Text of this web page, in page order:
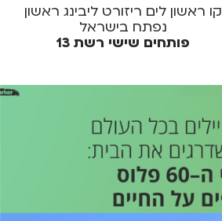
קו ראשון לים ריזורט ליבינג ראשון
נפתח בישראל
פותחים שישי רשת 13